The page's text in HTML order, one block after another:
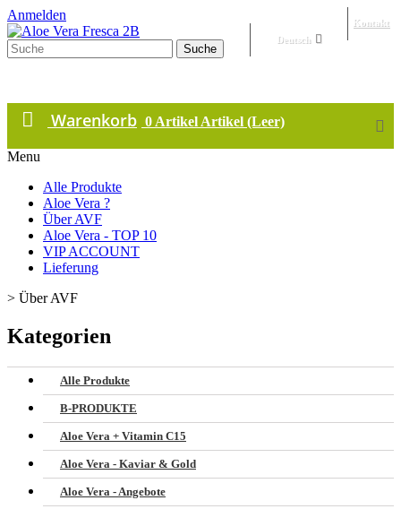
Kontakt
Anmelden
Deutsch
Suche
Warenkorb 0 Artikel Artikel (Leer)
Menu
Alle Produkte
Aloe Vera ?
Über AVF
Aloe Vera - TOP 10
VIP ACCOUNT
Lieferung
> Über AVF
Kategorien
Alle Produkte
B-PRODUKTE
Aloe Vera + Vitamin C15
Aloe Vera - Kaviar & Gold
Aloe Vera - Angebote